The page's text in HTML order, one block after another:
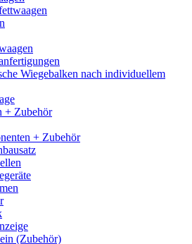
Wiegebalken nach individuellem
+ Zubehör
+ Zubehör
(Zubehör)